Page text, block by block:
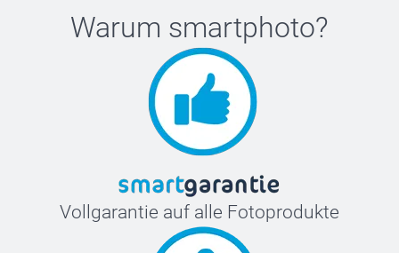
Warum smartphoto?
Vollgarantie auf alle Fotoprodukte